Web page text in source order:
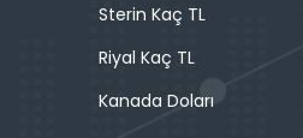
Sterin Kaç TL
Riyal Kaç TL
Kanada Doları